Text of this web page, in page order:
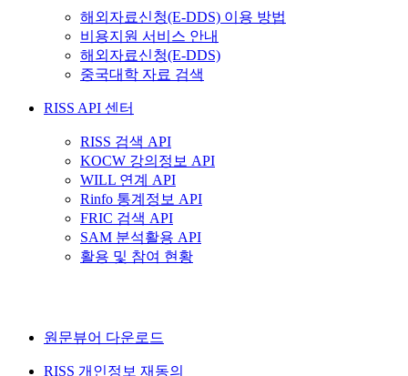
해외자료신청(E-DDS) 이용 방법
비용지원 서비스 안내
해외자료신청(E-DDS)
중국대학 자료 검색
RISS API 센터
RISS 검색 API
KOCW 강의정보 API
WILL 연계 API
Rinfo 통계정보 API
FRIC 검색 API
SAM 분석활용 API
활용 및 참여 현황
원문뷰어 다운로드
RISS 개인정보 재동의